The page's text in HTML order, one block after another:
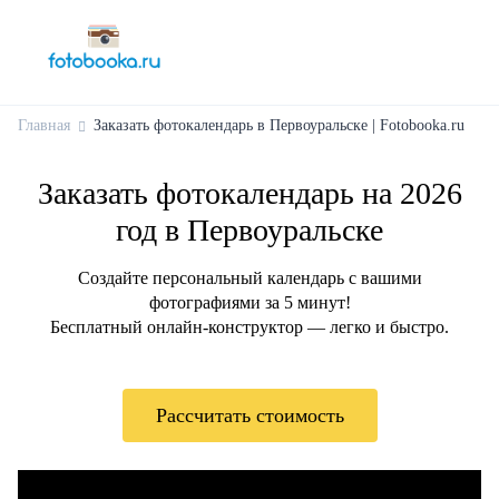
Главная Заказать фотокалендарь в Первоуральске | Fotobooka.ru
Заказать фотокалендарь на 2026
год в Первоуральске
Создайте персональный календарь с вашими
фотографиями за 5 минут!
Бесплатный онлайн-конструктор — легко и быстро.
Рассчитать стоимость